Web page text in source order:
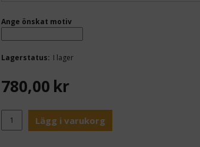
Ange önskat motiv
Lagerstatus: I lager
780,00 kr
Lägg i varukorg